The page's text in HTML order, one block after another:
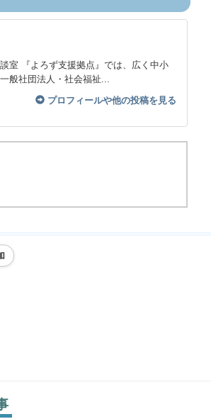
室 『よろず支援拠点』では、広く中小
般社団法人・社会福祉...
プロフィールや他の投稿を見る